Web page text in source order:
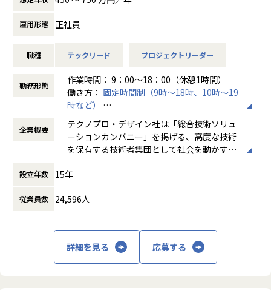
そこから新しいソリューションを発明し、サービス化する
ダイナミックな開発経験が得られます。
ゼロから主導できます。
ロジェクトの評価指標は、技術的な綺麗さだけではなく
「いかに多くの打席に立ち、トライ＆エラー（探索）を繰
り返せたか」にあります。
不確実性の高い新規事業だからこそ、失敗は価値あるデー
タ（必要なプロセス）として歓迎されます。
一つの方法にこだわりすぎて足踏みするよりも、打率を高
トに評価に繋がります。
・プロダクトエンジニアとして経験やスキルを磨きつつ、エ
ンジニアのマネジメントを目指すパス
【業務内容】
センサネットワーク表示・データ可視化機能の基本設計〜詳
細設計の方針策定を担い、メンバーへの技術レビュー・設計
C言語・C++・C#を用いた技術的判断・品質確保に加え、ス
体を統括します。
【具体的な仕事内容】
・ センサ制御・データ収集・可視化機能の基本設計〜詳細設
計方針の策定
・ メンバーへの技術レビュー・設計指導
・ 人員管理・タスク割り当て・リソース調整
・ TCP/IP・USB通信制御の上流設計・品質確保
大手電子機器メーカーより受託したFA機器（主にセンサ類）
雇用形態 正社員
職種 テックリード プロジェクトリーダー
勤務形態
作業時間： 9：00～18：00（休憩1時間）
働き方： 固定時間制（9時～18時、10時～19
時など）
時間外労働の有無： 有（月平均20時間）
休憩時間： 60分
企業概要
テクノプロ・デザイン社は「総合技術ソリュ
ーションカンパニー」を掲げる、高度な技術
を保有する技術者集団として社会を動かすこ
に渡ります。いわゆる技術者派遣と呼ばれ
働く場所に関わらない事業支援や最新技術を
用いた研究開発などを行っています。
設立年数 15年
従業員数 24,596人
詳細を見る 応募する